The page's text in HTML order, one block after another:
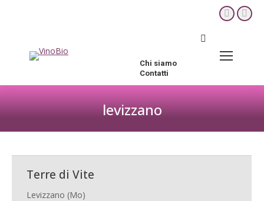
YouTube
in
window
Cerca:
Chi siamo
Contatti
levizzano
Terre di Vite
Levizzano (Mo)